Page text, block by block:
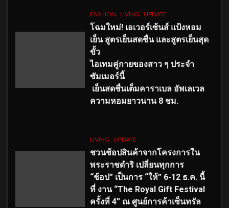
FASHION LIVING UPDATE
โฉมใหม่! เอเวอร์เซ้นส์ แป้งหอม
เย็น สูตรเย็นสดชื่น และสูตรเย็นสุด
ขั้ว
ไอเทมคู่กายของสาว ๆ ประจำ
ซัมเมอร์นี้
เย็นสดชื่นเต็มคาราเบล อัพเลเวล
ความหอมยาวนาน 8 ชม.
LIVING UPDATE
ชวนช้อปสินค้าจากโครงการใน
พระราชดำริ เปลี่ยนทุกการ
“ช้อป” เป็นการ “ให้” 6-12 ธ.ค. นี้
ที่ งาน “The Royal Gift Festival
ครั้งที่ 4” ณ ศูนย์การค้าเซ็นทรัล